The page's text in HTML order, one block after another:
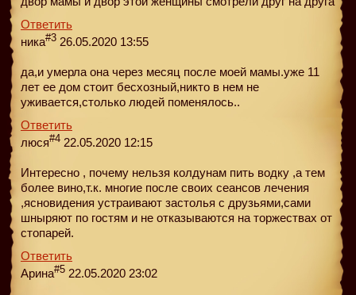
Ответить
ника#3 26.05.2020 13:55
да,и умерла она через месяц после моей мамы.уже 11
лет ее дом стоит бесхозный,никто в нем не
уживается,столько людей поменялось..
Ответить
люся#4 22.05.2020 12:15
Интересно , почему нельзя колдунам пить водку ,а тем
более вино,т.к. многие после своих сеансов лечения
,ясновидения устраивают застолья с друзьями,сами
шныряют по гостям и не отказываются на торжествах от
стопарей.
Ответить
Арина#5 22.05.2020 23:02